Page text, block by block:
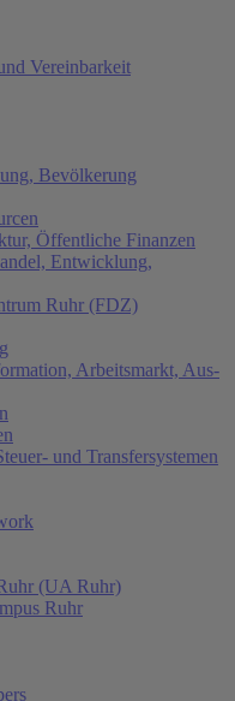
Vereinbarkeit
Bevölkerung
Öffentliche Finanzen
Entwicklung,
Ruhr (FDZ)
Arbeitsmarkt, Aus-
und Transfersystemen
(UA Ruhr)
Ruhr